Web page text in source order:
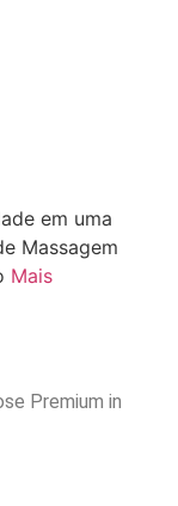
em uma
Massagem
Mais
Premium in